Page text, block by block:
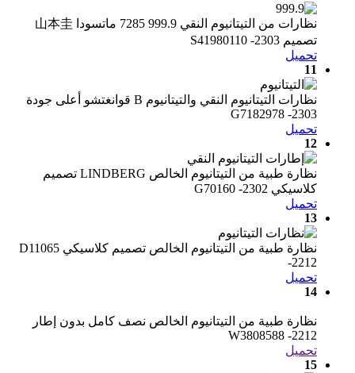
نظارات من التيتانيوم النقي 999.9 7285 ماتسودا 山本圭
تصميم S41980110 -2303
تحميل
11
نظارات التيتانيوم النقي والتيتانيوم B قوانغتشو أعلى جودة
G7182978 -2303
تحميل
12
نظارة طبية من التيتانيوم الخالص LINDBERG تصميم
كلاسيكي G70160 -2302
تحميل
13
نظارة طبية من التيتانيوم الخالص تصميم كلاسيكي D11065
-2212
تحميل
14
نظارة طبية من التيتانيوم الخالص نصف كامل بدون إطار
W3808588 -2212
تحميل
15